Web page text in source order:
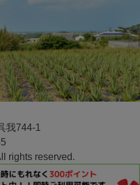
744-1
rights reserved.